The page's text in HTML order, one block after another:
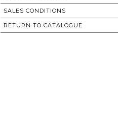
SALES CONDITIONS
RETURN TO CATALOGUE